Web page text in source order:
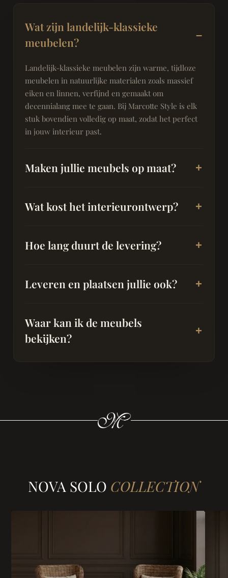
Wat zijn landelijk-klassieke
meubelen?
Landelijk-klassieke meubelen zijn warme, tijdloze
meubelen in natuurlijke materialen zoals massief
eiken en linnen, verfijnd en gemaakt om
decennialang mee te gaan. Bij Marcotte Style is elk
stuk bovendien volledig op maat, zodat het perfect
in jouw interieur past.
Maken jullie meubels op maat?
Wat kost het interieurontwerp?
Hoe lang duurt de levering?
Leveren en plaatsen jullie ook?
Waar kan ik de meubels
bekijken?
NOVA SOLO COLLECTION